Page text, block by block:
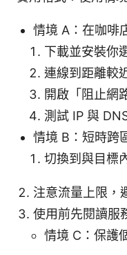
情境 A：在咖啡
下載並安裝你
連線到距離較
開啟「阻止網
測試 IP 與
情境 B：短時跨
切換到與目標
注意流量上限，
使用前先閱讀服
情境 C：保護